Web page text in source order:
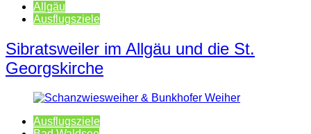
Allgäu
Ausflugsziele
Sibratsweiler im Allgäu und die St.
Georgskirche
Ausflugsziele